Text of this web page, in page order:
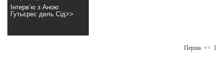
Інтерв’ю з Аною
Гутьєрес дель Сід>>
Перша << 1